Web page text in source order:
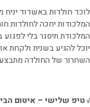
לוכד חולדות באשדוד יניח
המלכודות יחכה לחולדות
המלכודת תיסגר בלי
יוכל להגיע בשנית ולקחת
השחרור של החולדה
√ טיפ שלישי – איטום